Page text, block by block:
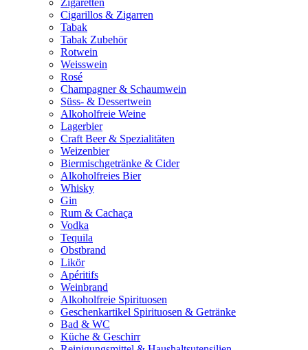
Zigaretten
Cigarillos & Zigarren
Tabak
Tabak Zubehör
Rotwein
Weisswein
Rosé
Champagner & Schaumwein
Süss- & Dessertwein
Alkoholfreie Weine
Lagerbier
Craft Beer & Spezialitäten
Weizenbier
Biermischgetränke & Cider
Alkoholfreies Bier
Whisky
Gin
Rum & Cachaça
Vodka
Tequila
Obstbrand
Likör
Apéritifs
Weinbrand
Alkoholfreie Spirituosen
Geschenkartikel Spirituosen & Getränke
Bad & WC
Küche & Geschirr